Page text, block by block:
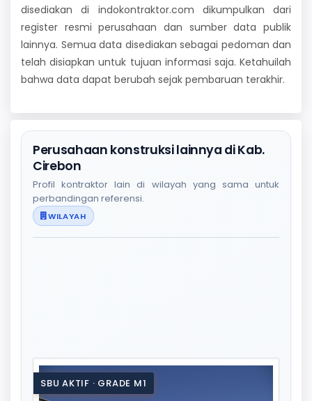
disediakan di indokontraktor.com dikumpulkan dari
register resmi perusahaan dan sumber data publik
lainnya. Semua data disediakan sebagai pedoman dan
telah disiapkan untuk tujuan informasi saja. Ketahuilah
bahwa data dapat berubah sejak pembaruan terakhir.
Perusahaan konstruksi lainnya di Kab.
Cirebon
Profil kontraktor lain di wilayah yang sama untuk
perbandingan referensi.
WILAYAH
SBU AKTIF · GRADE M1